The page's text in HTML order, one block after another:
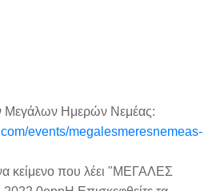
Μεγάλων Ημερών Νεμέας:
events/megalesmeresnemeas-